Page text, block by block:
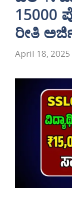
15000
ರೀತಿ
April 18, 2025